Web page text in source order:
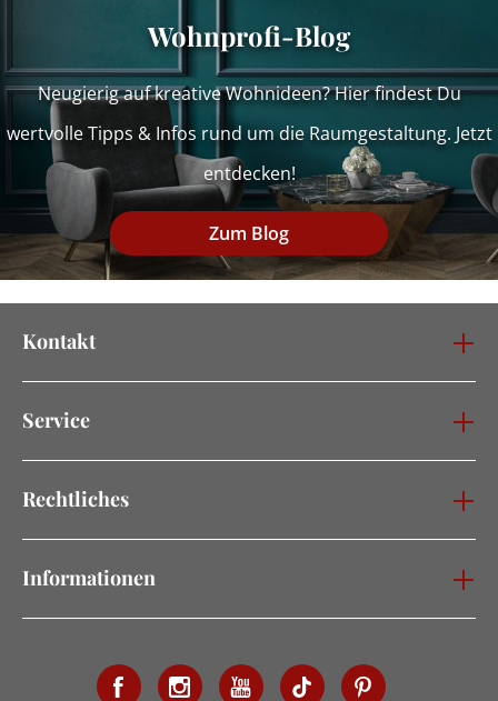
Wohnprofi-Blog
Neugierig auf kreative Wohnideen? Hier findest Du
wertvolle Tipps & Infos rund um die Raumgestaltung. Jetzt
entdecken!
Zum Blog
Kontakt
Service
Rechtliches
Informationen